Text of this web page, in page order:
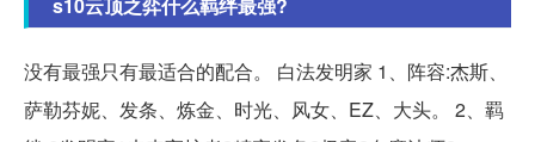
没有最强只有最适合的配合。 白法发明家 1、阵容:杰斯、
萨勒芬妮、发条、炼金、时光、风女、EZ、大头。 2、羁